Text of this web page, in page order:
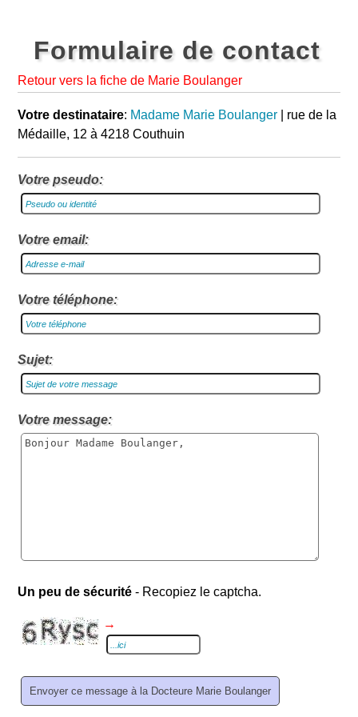
Formulaire de contact
Retour vers la fiche de Marie Boulanger
Votre destinataire: Madame Marie Boulanger | rue de la
Médaille, 12 à 4218 Couthuin
Votre pseudo:
Votre email:
Votre téléphone:
Sujet:
Votre message:
Un peu de sécurité - Recopiez le captcha.
→